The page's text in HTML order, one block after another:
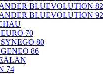
BLUEVOLUTION 82
BLUEVOLUTION 92
70
80
86
74